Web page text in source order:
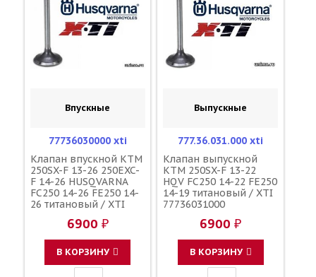
Впускные
77736030000 xti
Клапан впускной KTM
250SX-F 13-26 250EXC-
F 14-26 HUSQVARNA
FC250 14-26 FE250 14-
26 титановый / XTI
6900 ₽
В КОРЗИНУ
Выпускные
777.36.031.000 xti
Клапан выпускной
KTM 250SX-F 13-22
HQV FC250 14-22 FE250
14-19 титановый / XTI
77736031000
6900 ₽
В КОРЗИНУ